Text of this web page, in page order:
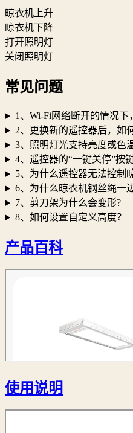
晾衣机上升
晾衣机下降
打开照明灯
关闭照明灯
常见问题
1、Wi-Fi网络断开的情况下
2、更换新的遥控器后，如
3、照明灯光支持亮度或色
4、遥控器的“一键关停”按
5、为什么遥控器无法控制
6、为什么晾衣机钢丝绳一
7、剪刀架为什么会变形?
8、如何设置自定义高度？
产品百科
使用说明